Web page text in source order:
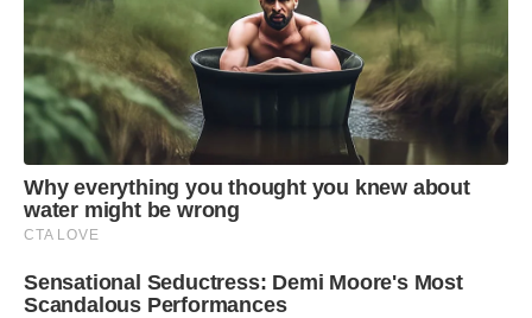
Why everything you thought you knew about
water might be wrong
CTA LOVE
Sensational Seductress: Demi Moore's Most
Scandalous Performances